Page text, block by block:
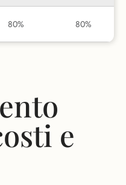
80% 80%
e